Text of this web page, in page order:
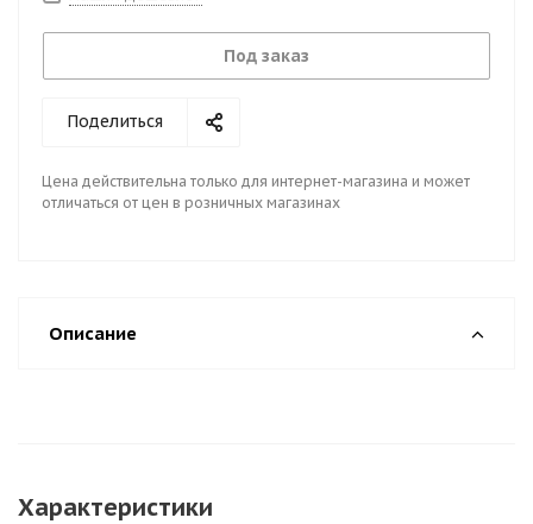
Под заказ
Поделиться
Цена действительна только для интернет-магазина и может
отличаться от цен в розничных магазинах
Описание
Характеристики